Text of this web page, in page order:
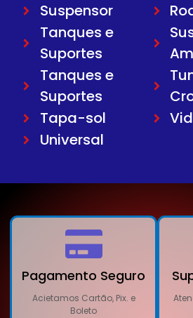
Suspensor
Tanques e
Suportes
Tanques e
Suportes
Tapa-sol
Universal
Pagamento Seguro
Acietamos Cartão, Pix. e
Boleto